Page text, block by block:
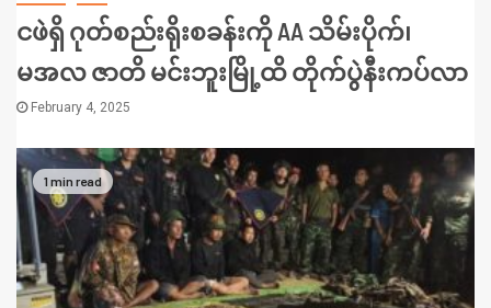
ငဖဲရှိ ဂုတ်စည်းရိုးစခန်းကို AA သိမ်းပိုက်၊
မအလ ဇာတိ မင်းဘူးမြို့ထိ တိုက်ပွဲနီးကပ်လာ
February 4, 2025
1 min read